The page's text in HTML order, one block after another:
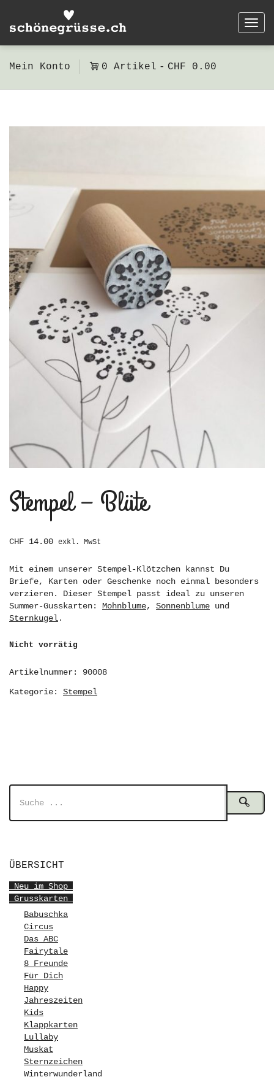
Mein Konto 0 Artikel CHF 0.00
Stempel – Blüte
CHF 14.00 exkl. MwSt
Mit einem unserer Stempel-Klötzchen kannst Du
Briefe, Karten oder Geschenke noch einmal besonders
verzieren. Dieser Stempel passt ideal zu unseren
Summer-Gusskarten: Mohnblume, Sonnenblume und
Sternkugel.
Nicht vorrätig
Artikelnummer: 90008
Kategorie: Stempel
ÜBERSICHT
Neu im Shop
Grusskarten
Babuschka
Circus
Das ABC
Fairytale
8 Freunde
Für Dich
Happy
Jahreszeiten
Kids
Klappkarten
Lullaby
Muskat
Sternzeichen
Winterwunderland